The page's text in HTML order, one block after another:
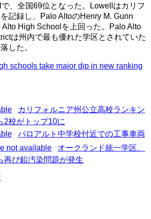
、全国69位となった。Lowellはカリフ
記録し、Palo AltoのHenry M. Gunn
High Schoolを上回った。Palo Alto
は州内で最も優れた学区とされていた
した。
schools take major dip in new ranking
カリフォルニア州公立高校ランキン
2校がトップ10に
パロアルト中学校付近での工事車両
オークランド統一学区、
再び鉛汚染問題が発生